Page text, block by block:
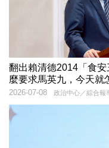
翻出賴清德2014「食
麼要求馬英九，今天就
政治中心／綜合報
2026-07-08